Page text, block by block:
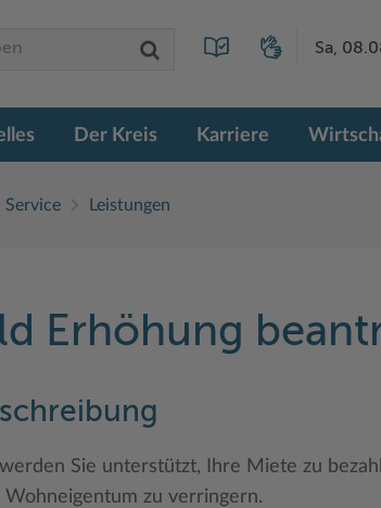
Sa,
Der Kreis Karriere
Service Leistungen
Erhöhung
Sie unterstützt, Ihre Miete zu
Wohneigentum zu verringern.